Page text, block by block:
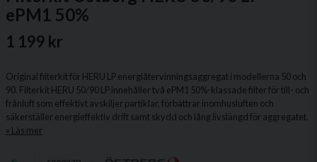
ePM1 50%
1 199 kr
Original filterkit för HERU LP energiåtervinningsaggregat i modellerna 50 och
90. Filterkit HERU 50/90 LP innehåller två ePM1 50%-klassade filter för till- och
frånluft som effektivt avskiljer partiklar, förbättrar inomhusluften och
säkerställer energieffektiv drift samt skydd och lång livslängd för aggregatet.
Läs mer